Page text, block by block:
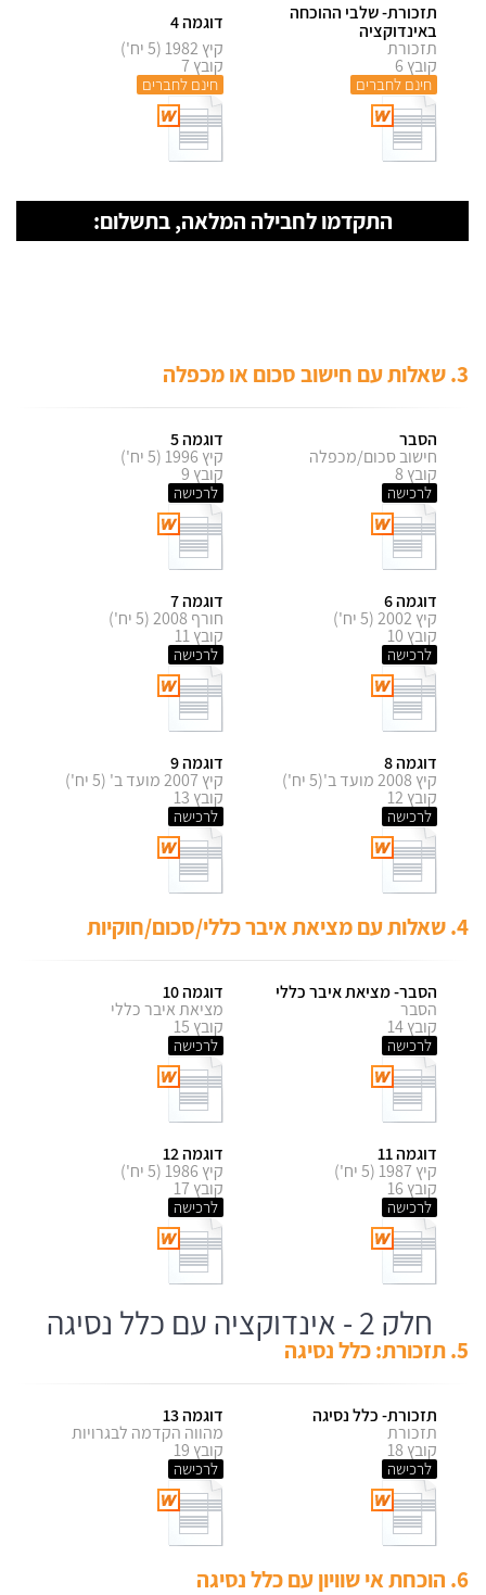
תזכורת- שלבי ההוכחה
באינדוקציה
תזכורת
קובץ 6
חינם לחברים
דוגמה 4
קיץ 1982 (5 יח')
קובץ 7
חינם לחברים
התקדמו לחבילה המלאה, בתשלום:
3. שאלות עם חישוב סכום או מכפלה
הסבר
חישוב סכום/מכפלה
קובץ 8
לרכישה
דוגמה 5
קיץ 1996 (5 יח')
קובץ 9
לרכישה
דוגמה 6
קיץ 2002 (5 יח')
קובץ 10
לרכישה
דוגמה 7
חורף 2008 (5 יח')
קובץ 11
לרכישה
דוגמה 8
קיץ 2008 מועד ב'(5 יח')
קובץ 12
לרכישה
דוגמה 9
קיץ 2007 מועד ב' (5 יח')
קובץ 13
לרכישה
4. שאלות עם מציאת איבר כללי/סכום/חוקיות
הסבר- מציאת איבר כללי
הסבר
קובץ 14
לרכישה
דוגמה 10
מציאת איבר כללי
קובץ 15
לרכישה
דוגמה 11
קיץ 1987 (5 יח')
קובץ 16
לרכישה
דוגמה 12
קיץ 1986 (5 יח')
קובץ 17
לרכישה
חלק 2 - אינדוקציה עם כלל נסיגה
5. תזכורת: כלל נסיגה
תזכורת- כלל נסיגה
תזכורת
קובץ 18
לרכישה
דוגמה 13
מהווה הקדמה לבגרויות
קובץ 19
לרכישה
6. הוכחת אי שוויון עם כלל נסיגה